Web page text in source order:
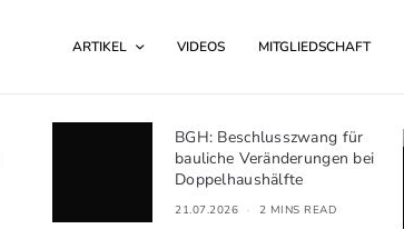
ARTIKEL VIDEOS MITGLIEDSCHAFT
BGH: Beschlusszwang für
bauliche Veränderungen bei
Doppelhaushälfte
21.07.2026 2 MINS READ